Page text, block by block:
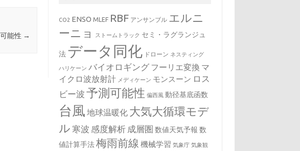
能性 →
CO2 ENSO MLEF RBF アンサンブル エルニ
ーニョ
ストームトラック セミ・ラグランジュ
法 データ同化 ドローン ネスティング
ハリケーン バイオロギング フーリエ変換 マ
イクロ波放射計 メディケーン モンスーン ロス
ビー波 予測可能性 偏西風 動径基底函数
台風 地球温暖化 大気大循環モデ
ル 寒波 感度解析 成層圏 数値天気予報 数
値計算手法 梅雨前線 機械学習 気象庁 気象観